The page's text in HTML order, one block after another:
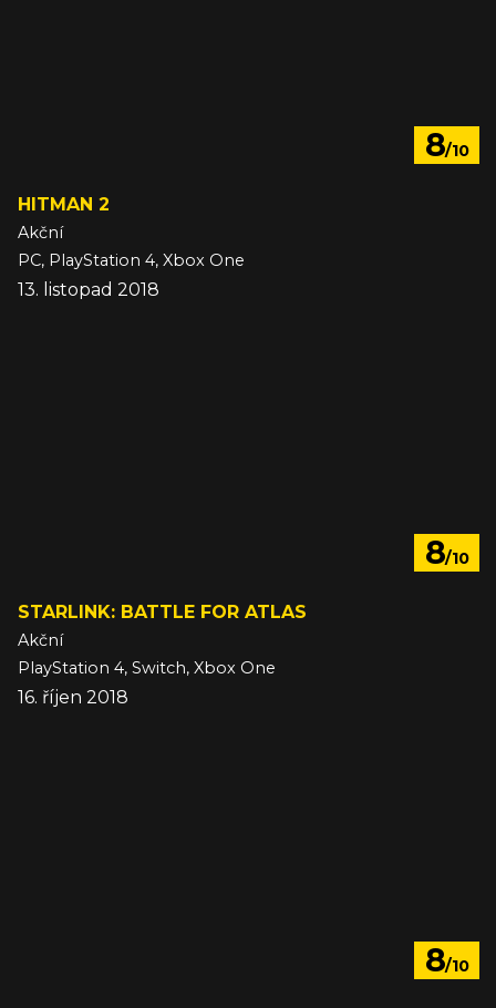
8/10
HITMAN 2
Akční
PC, PlayStation 4, Xbox One
13. listopad 2018
8/10
STARLINK: BATTLE FOR ATLAS
Akční
PlayStation 4, Switch, Xbox One
16. říjen 2018
8/10